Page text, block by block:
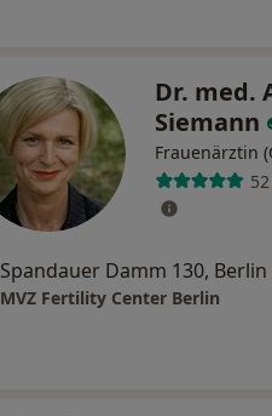
Dr. med.
Siemann
Frauenärztin
Spandauer Damm 130, Berlin
MVZ Fertility Center Berlin